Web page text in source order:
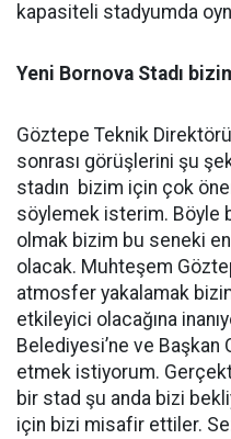
kapasiteli stadyumda
Yeni Bornova Stadı
Göztepe Teknik
sonrası görüşlerini şu
stadın bizim için çok
söylemek isterim. Böyle
olmak bizim bu seneki
olacak. Muhteşem
atmosfer yakalamak
etkileyici olacağına
Belediyesi’ne ve Başkan
etmek istiyorum.
bir stad şu anda bizi
için bizi misafir ettiler.